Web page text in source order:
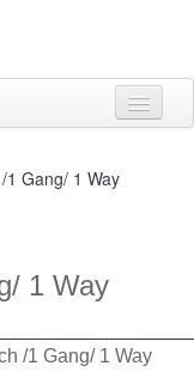
1 Gang/ 1 Way
1 Way
/1 Gang/ 1 Way